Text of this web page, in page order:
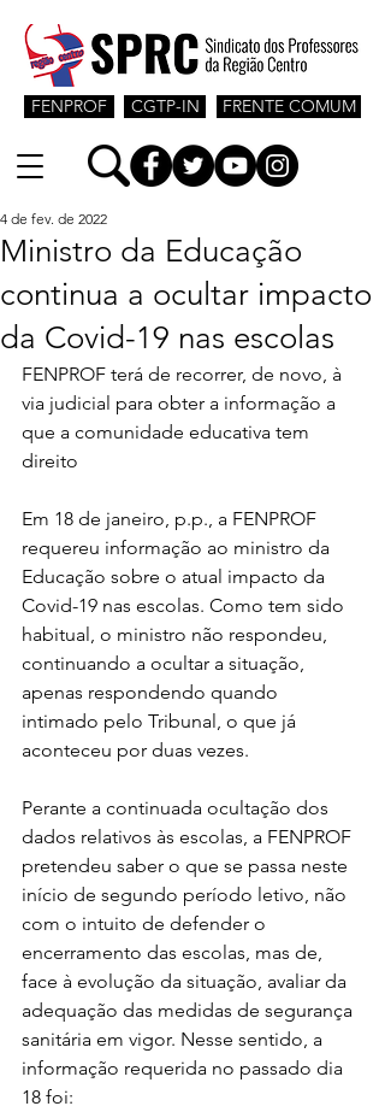
CGTP-IN
FENPROF FRENTE COMUM
Ministro da Educação
continua a ocultar impacto
da Covid-19 nas escolas
4 de fev. de 2022
FENPROF terá de recorrer, de novo, à
via judicial para obter a informação a
que a comunidade educativa tem
direito
Em 18 de janeiro, p.p., a FENPROF
requereu informação ao ministro da
Educação sobre o atual impacto da
Covid-19 nas escolas. Como tem sido
habitual, o ministro não respondeu,
continuando a ocultar a situação,
apenas respondendo quando
intimado pelo Tribunal, o que já
aconteceu por duas vezes.
Perante a continuada ocultação dos
dados relativos às escolas, a FENPROF
pretendeu saber o que se passa neste
início de segundo período letivo, não
com o intuito de defender o
encerramento das escolas, mas de,
face à evolução da situação, avaliar da
adequação das medidas de segurança
sanitária em vigor. Nesse sentido, a
informação requerida no passado dia
18 foi: